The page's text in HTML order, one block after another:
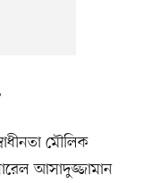
মৌলিক
আসাদুজ্জামান